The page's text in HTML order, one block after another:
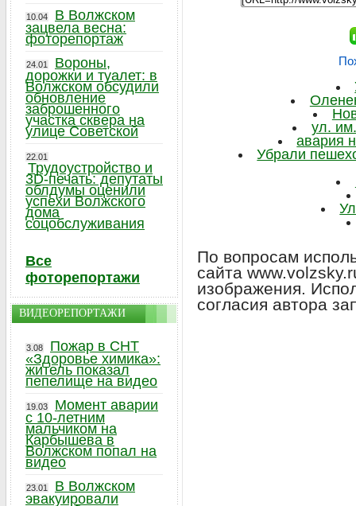
ул.
авария
Убрали
По вопросам
сайта
изображения.
согласия автора
10.04
В Волжском
зацвела весна:
фоторепортаж
24.01
Вороны,
дорожки и туалет: в
Волжском обсудили
обновление
заброшенного
участка сквера на
улице Советской
22.01
Трудоустройство и
3D-печать: депутаты
облдумы оценили
успехи Волжского
дома
соцобслуживания
Все
фоторепортажи
ВИДЕОРЕПОРТАЖИ
3.08
Пожар в СНТ
«Здоровье химика»:
житель показал
пепелище на видео
19.03
Момент аварии
с 10-летним
мальчиком на
Карбышева в
Волжском попал на
видео
23.01
В Волжском
эвакуировали